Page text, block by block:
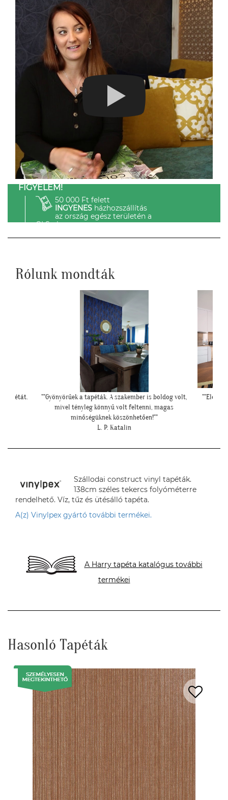
FIGYELEM!
50 000 Ft felett
INGYENESházhozszállítás
az ország egész területén a
GLS-el.
Rólunk mondták
volt,
""Elegáns lett a pengefal, sokáig imádni fogjuk""
Z. Anita
"Szia
Szállodai construct vinyl tapéták.
138cm széles tekercs folyóméterre
rendelhető. Víz, tűz és ütésálló tapéta.
A(z) Vinylpex gyártó további termékei.
A Harry tapéta katalógus további
termékei
Hasonló Tapéták